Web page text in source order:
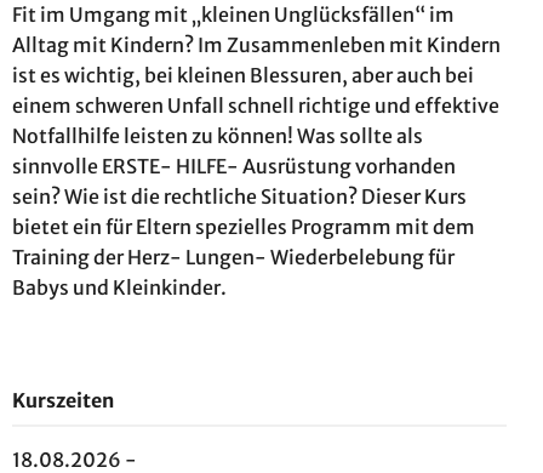
Fit im Umgang mit „kleinen Unglücksfällen“ im
Alltag mit Kindern? Im Zusammenleben mit Kindern
ist es wichtig, bei kleinen Blessuren, aber auch bei
einem schweren Unfall schnell richtige und effektive
Notfallhilfe leisten zu können! Was sollte als
sinnvolle ERSTE- HILFE- Ausrüstung vorhanden
sein? Wie ist die rechtliche Situation? Dieser Kurs
bietet ein für Eltern spezielles Programm mit dem
Training der Herz- Lungen- Wiederbelebung für
Babys und Kleinkinder.
Kurszeiten
18.08.2026 -